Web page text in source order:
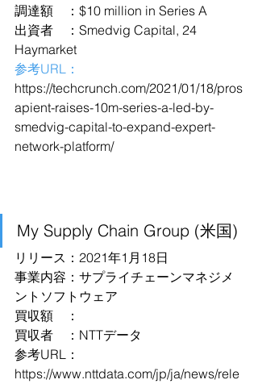
調達額　：$10 million in Series A
出資者　：Smedvig Capital, 24
Haymarket
参考URL：
https://techcrunch.com/2021/01/18/pros
apient-raises-10m-series-a-led-by-
smedvig-capital-to-expand-expert-
network-platform/
My Supply Chain Group (米国)
リリース：2021年1月18日
事業内容：サプライチェーンマネジメ
ントソフトウェア
買収額　：
買収者　：NTTデータ
参考URL：
https://www.nttdata.com/jp/ja/news/rele